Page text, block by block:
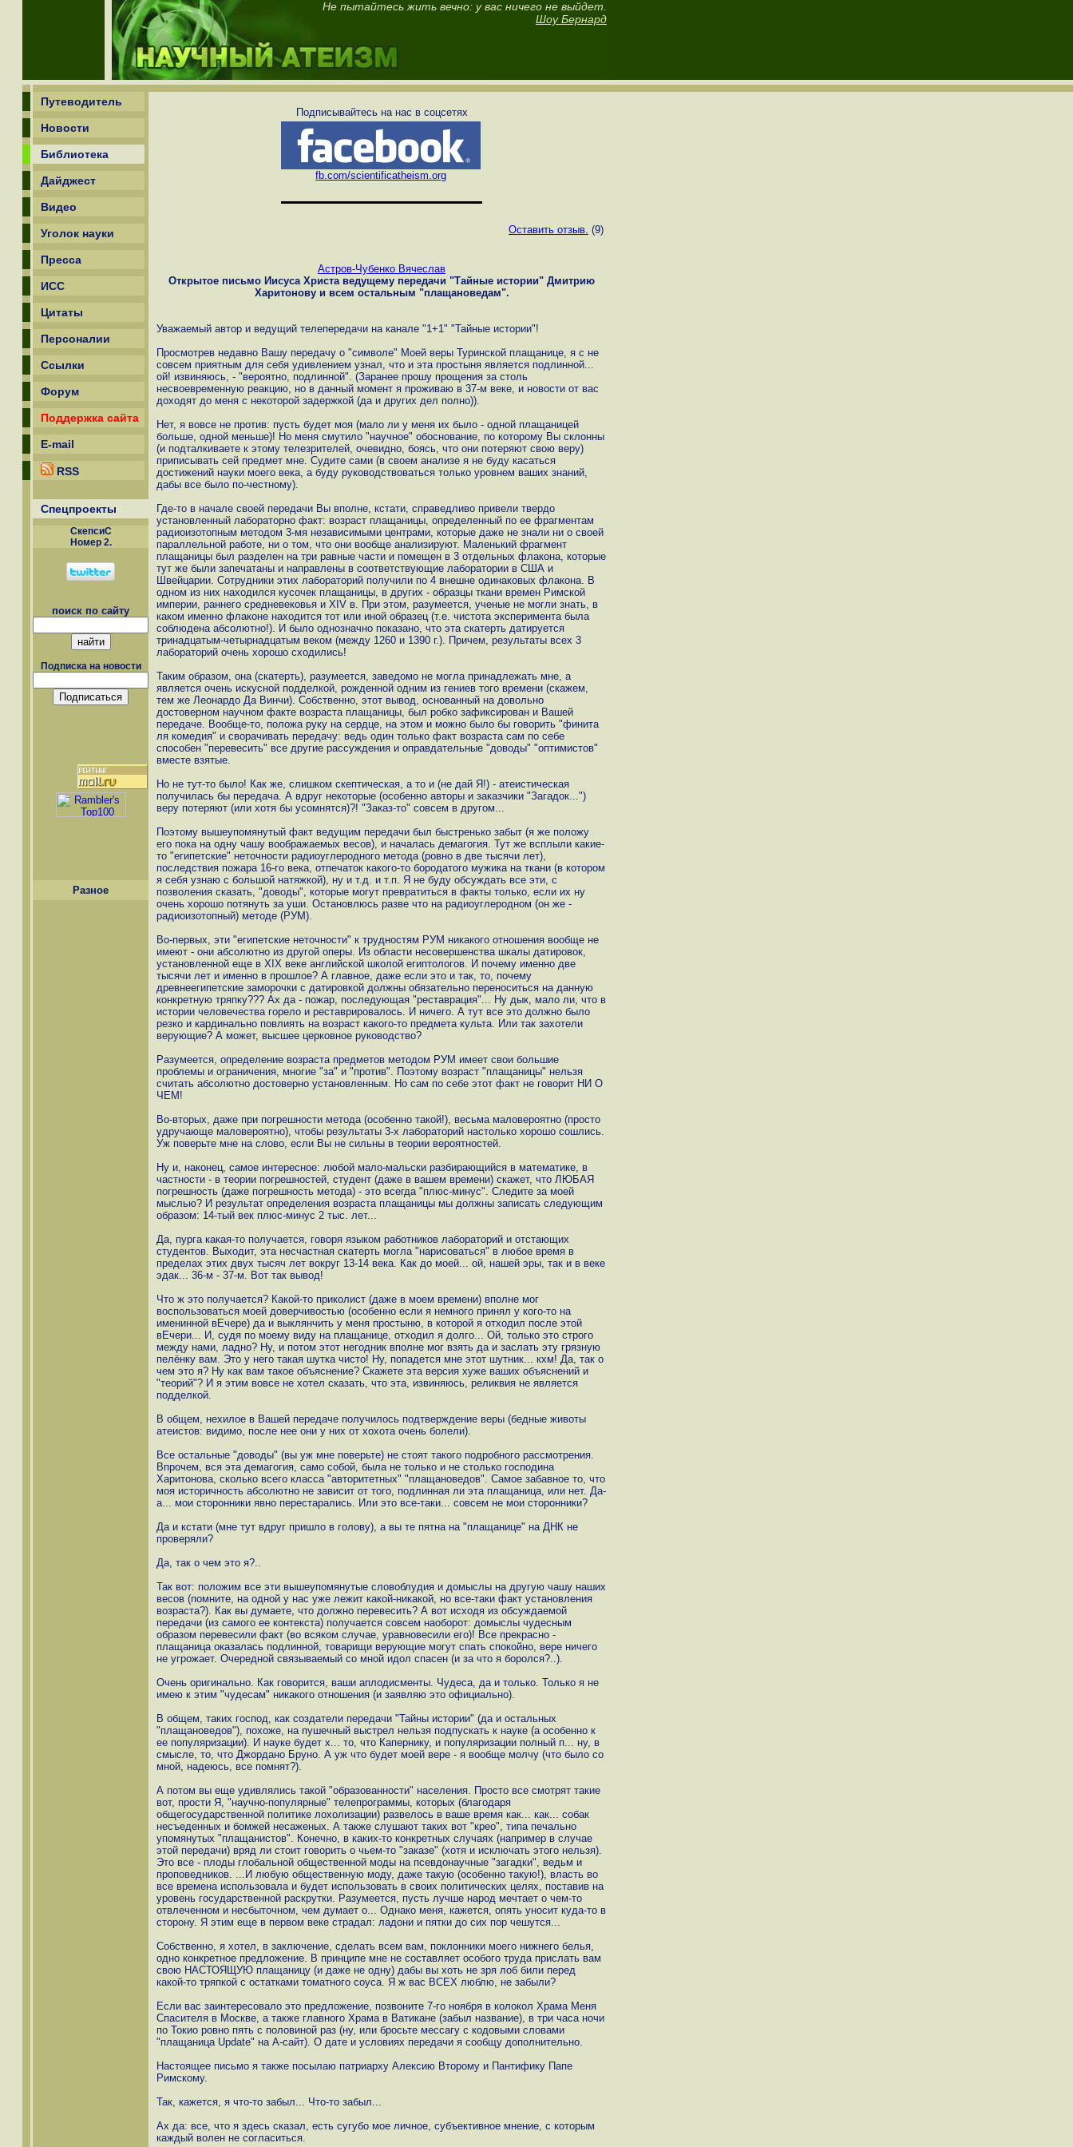
Не пытайтесь жить вечно: у вас ничего не выйдет.
Шоу Бернард
Путеводитель
Новости
Библиотека
Дайджест
Видео
Уголок науки
Пресса
ИСС
Цитаты
Персоналии
Ссылки
Форум
Поддержка сайта
E-mail
RSS
Спецпроекты
СкепсиС
Номер 2.
поиск по сайту
Подписка на новости
Разное
Подписывайтесь на нас в соцсетях
fb.com/scientificatheism.org
Оставить отзыв. (9)
Астров-Чубенко Вячеслав
Открытое письмо Иисуса Христа ведущему передачи "Тайные истории" Дмитрию
Харитонову и всем остальным "плащановедам".
Уважаемый автор и ведущий телепередачи на канале "1+1" "Тайные истории"!
Просмотрев недавно Вашу передачу о "символе" Моей веры Туринской плащанице, я с не
совсем приятным для себя удивлением узнал, что и эта простыня является подлинной...
ой! извиняюсь, - "вероятно, подлинной". (Заранее прошу прощения за столь
несвоевременную реакцию, но в данный момент я проживаю в 37-м веке, и новости от вас
доходят до меня с некоторой задержкой (да и других дел полно)).
Нет, я вовсе не против: пусть будет моя (мало ли у меня их было - одной плащаницей
больше, одной меньше)! Но меня смутило "научное" обоснование, по которому Вы склонны
(и подталкиваете к этому телезрителей, очевидно, боясь, что они потеряют свою веру)
приписывать сей предмет мне. Судите сами (в своем анализе я не буду касаться
достижений науки моего века, а буду руководствоваться только уровнем ваших знаний,
дабы все было по-честному).
Где-то в начале своей передачи Вы вполне, кстати, справедливо привели твердо
установленный лабораторно факт: возраст плащаницы, определенный по ее фрагментам
радиоизотопным методом 3-мя независимыми центрами, которые даже не знали ни о своей
параллельной работе, ни о том, что они вообще анализируют. Маленький фрагмент
плащаницы был разделен на три равные части и помещен в 3 отдельных флакона, которые
тут же были запечатаны и направлены в соответствующие лаборатории в США и
Швейцарии. Сотрудники этих лабораторий получили по 4 внешне одинаковых флакона. В
одном из них находился кусочек плащаницы, в других - образцы ткани времен Римской
империи, раннего средневековья и XIV в. При этом, разумеется, ученые не могли знать, в
каком именно флаконе находится тот или иной образец (т.е. чистота эксперимента была
соблюдена абсолютно!). И было однозначно показано, что эта скатерть датируется
тринадцатым-четырнадцатым веком (между 1260 и 1390 г.). Причем, результаты всех 3
лабораторий очень хорошо сходились!
Таким образом, она (скатерть), разумеется, заведомо не могла принадлежать мне, а
является очень искусной подделкой, рожденной одним из гениев того времени (скажем,
тем же Леонардо Да Винчи). Собственно, этот вывод, основанный на довольно
достоверном научном факте возраста плащаницы, был робко зафиксирован и Вашей
передаче. Вообще-то, положа руку на сердце, на этом и можно было бы говорить "финита
ля комедия" и сворачивать передачу: ведь один только факт возраста сам по себе
способен "перевесить" все другие рассуждения и оправдательные "доводы" "оптимистов"
вместе взятые.
Но не тут-то было! Как же, слишком скептическая, а то и (не дай Я!) - атеистическая
получилась бы передача. А вдруг некоторые (особенно авторы и заказчики "Загадок...")
веру потеряют (или хотя бы усомнятся)?! "Заказ-то" совсем в другом...
Поэтому вышеупомянутый факт ведущим передачи был быстренько забыт (я же положу
его пока на одну чашу воображаемых весов), и началась демагогия. Тут же всплыли какие-
то "египетские" неточности радиоуглеродного метода (ровно в две тысячи лет),
последствия пожара 16-го века, отпечаток какого-то бородатого мужика на ткани (в котором
я себя узнаю с большой натяжкой), ну и т.д. и т.п. Я не буду обсуждать все эти, с
позволения сказать, "доводы", которые могут превратиться в факты только, если их ну
очень хорошо потянуть за уши. Остановлюсь разве что на радиоуглеродном (он же -
радиоизотопный) методе (РУМ).
Во-первых, эти "египетские неточности" к трудностям РУМ никакого отношения вообще не
имеют - они абсолютно из другой оперы. Из области несовершенства шкалы датировок,
установленной еще в XIX веке английской школой египтологов. И почему именно две
тысячи лет и именно в прошлое? А главное, даже если это и так, то, почему
древнеегипетские заморочки с датировкой должны обязательно переноситься на данную
конкретную тряпку??? Ах да - пожар, последующая "реставрация"... Ну дык, мало ли, что в
истории человечества горело и реставрировалось. И ничего. А тут все это должно было
резко и кардинально повлиять на возраст какого-то предмета культа. Или так захотели
верующие? А может, высшее церковное руководство?
Разумеется, определение возраста предметов методом РУМ имеет свои большие
проблемы и ограничения, многие "за" и "против". Поэтому возраст "плащаницы" нельзя
считать абсолютно достоверно установленным. Но сам по себе этот факт не говорит НИ О
ЧЕМ!
Во-вторых, даже при погрешности метода (особенно такой!), весьма маловероятно (просто
удручающе маловероятно), чтобы результаты 3-х лабораторий настолько хорошо сошлись.
Уж поверьте мне на слово, если Вы не сильны в теории вероятностей.
Ну и, наконец, самое интересное: любой мало-мальски разбирающийся в математике, в
частности - в теории погрешностей, студент (даже в вашем времени) скажет, что ЛЮБАЯ
погрешность (даже погрешность метода) - это всегда "плюс-минус". Следите за моей
мыслью? И результат определения возраста плащаницы мы должны записать следующим
образом: 14-тый век плюс-минус 2 тыс. лет...
Да, пурга какая-то получается, говоря языком работников лабораторий и отстающих
студентов. Выходит, эта несчастная скатерть могла "нарисоваться" в любое время в
пределах этих двух тысяч лет вокруг 13-14 века. Как до моей... ой, нашей эры, так и в веке
эдак... 36-м - 37-м. Вот так вывод!
Что ж это получается? Какой-то приколист (даже в моем времени) вполне мог
воспользоваться моей доверчивостью (особенно если я немного принял у кого-то на
именинной вЕчере) да и выклянчить у меня простыню, в которой я отходил после этой
вЕчери... И, судя по моему виду на плащанице, отходил я долго... Ой, только это строго
между нами, ладно? Ну, и потом этот негодник вполне мог взять да и заслать эту грязную
пелёнку вам. Это у него такая шутка чисто! Ну, попадется мне этот шутник... кхм! Да, так о
чем это я? Ну как вам такое объяснение? Скажете эта версия хуже ваших объяснений и
"теорий"? И я этим вовсе не хотел сказать, что эта, извиняюсь, реликвия не является
подделкой.
В общем, нехилое в Вашей передаче получилось подтверждение веры (бедные животы
атеистов: видимо, после нее они у них от хохота очень болели).
Все остальные "доводы" (вы уж мне поверьте) не стоят такого подробного рассмотрения.
Впрочем, вся эта демагогия, само собой, была не только и не столько господина
Харитонова, сколько всего класса "авторитетных" "плащановедов". Самое забавное то, что
моя историчность абсолютно не зависит от того, подлинная ли эта плащаница, или нет. Да-
а... мои сторонники явно перестарались. Или это все-таки... совсем не мои сторонники?
Да и кстати (мне тут вдруг пришло в голову), а вы те пятна на "плащанице" на ДНК не
проверяли?
Да, так о чем это я?..
Так вот: положим все эти вышеупомянутые словоблудия и домыслы на другую чашу наших
весов (помните, на одной у нас уже лежит какой-никакой, но все-таки факт установления
возраста?). Как вы думаете, что должно перевесить? А вот исходя из обсуждаемой
передачи (из самого ее контекста) получается совсем наоборот: домыслы чудесным
образом перевесили факт (во всяком случае, уравновесили его)! Все прекрасно -
плащаница оказалась подлинной, товарищи верующие могут спать спокойно, вере ничего
не угрожает. Очередной связываемый со мной идол спасен (и за что я боролся?..).
Очень оригинально. Как говорится, ваши аплодисменты. Чудеса, да и только. Только я не
имею к этим "чудесам" никакого отношения (и заявляю это официально).
В общем, таких господ, как создатели передачи "Тайны истории" (да и остальных
"плащановедов"), похоже, на пушечный выстрел нельзя подпускать к науке (а особенно к
ее популяризации). И науке будет х... то, что Капернику, и популяризации полный п... ну, в
смысле, то, что Джордано Бруно. А уж что будет моей вере - я вообще молчу (что было со
мной, надеюсь, все помнят?).
А потом вы еще удивлялись такой "образованности" населения. Просто все смотрят такие
вот, прости Я, "научно-популярные" телепрограммы, которых (благодаря
общегосударственной политике лохолизации) развелось в ваше время как... как... собак
несъеденных и бомжей несаженых. А также слушают таких вот "крео", типа печально
упомянутых "плащанистов". Конечно, в каких-то конкретных случаях (например в случае
этой передачи) вряд ли стоит говорить о чьем-то "заказе" (хотя и исключать этого нельзя).
Это все - плоды глобальной общественной моды на псевдонаучные "загадки", ведьм и
проповедников. ...И любую общественную моду, даже такую (особенно такую!), власть во
все времена использовала и будет использовать в своих политических целях, поставив на
уровень государственной раскрутки. Разумеется, пусть лучше народ мечтает о чем-то
отвлеченном и несбыточном, чем думает о... Однако меня, кажется, опять уносит куда-то в
сторону. Я этим еще в первом веке страдал: ладони и пятки до сих пор чешутся...
Собственно, я хотел, в заключение, сделать всем вам, поклонники моего нижнего белья,
одно конкретное предложение. В принципе мне не составляет особого труда прислать вам
свою НАСТОЯЩУЮ плащаницу (и даже не одну) дабы вы хоть не зря лоб били перед
какой-то тряпкой с остатками томатного соуса. Я ж вас ВСЕХ люблю, не забыли?
Если вас заинтересовало это предложение, позвоните 7-го ноября в колокол Храма Меня
Спасителя в Москве, а также главного Храма в Ватикане (забыл название), в три часа ночи
по Токио ровно пять с половиной раз (ну, или бросьте мессагу с кодовыми словами
"плащаница Update" на А-сайт). О дате и условиях передачи я сообщу дополнительно.
Настоящее письмо я также посылаю патриарху Алексию Второму и Пантифику Папе
Римскому.
Так, кажется, я что-то забыл... Что-то забыл...
Ах да: все, что я здесь сказал, есть сугубо мое личное, субъективное мнение, с которым
каждый волен не согласиться.